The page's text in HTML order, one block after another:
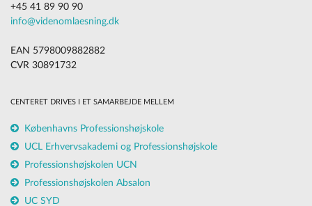
+45 41 89 90 90
info@videnomlaesning.dk
EAN 5798009882882
CVR 30891732
CENTERET DRIVES I ET SAMARBEJDE MELLEM
Københavns Professionshøjskole
UCL Erhvervsakademi og Professionshøjskole
Professionshøjskolen UCN
Professionshøjskolen Absalon
UC SYD